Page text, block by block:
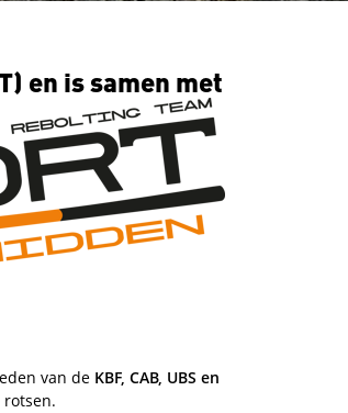
en is samen met
van de KBF, CAB, UBS en